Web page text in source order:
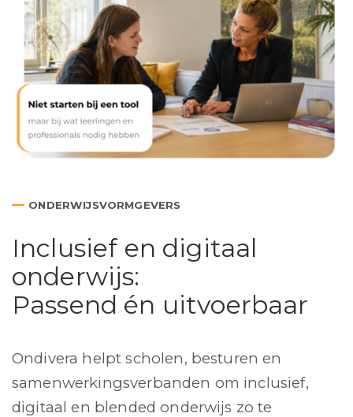
— ONDERWIJSVORMGEVERS
Inclusief en digitaal
onderwijs:
Passend én uitvoerbaar
Ondivera helpt scholen, besturen en
samenwerkingsverbanden om inclusief,
digitaal en blended onderwijs zo te